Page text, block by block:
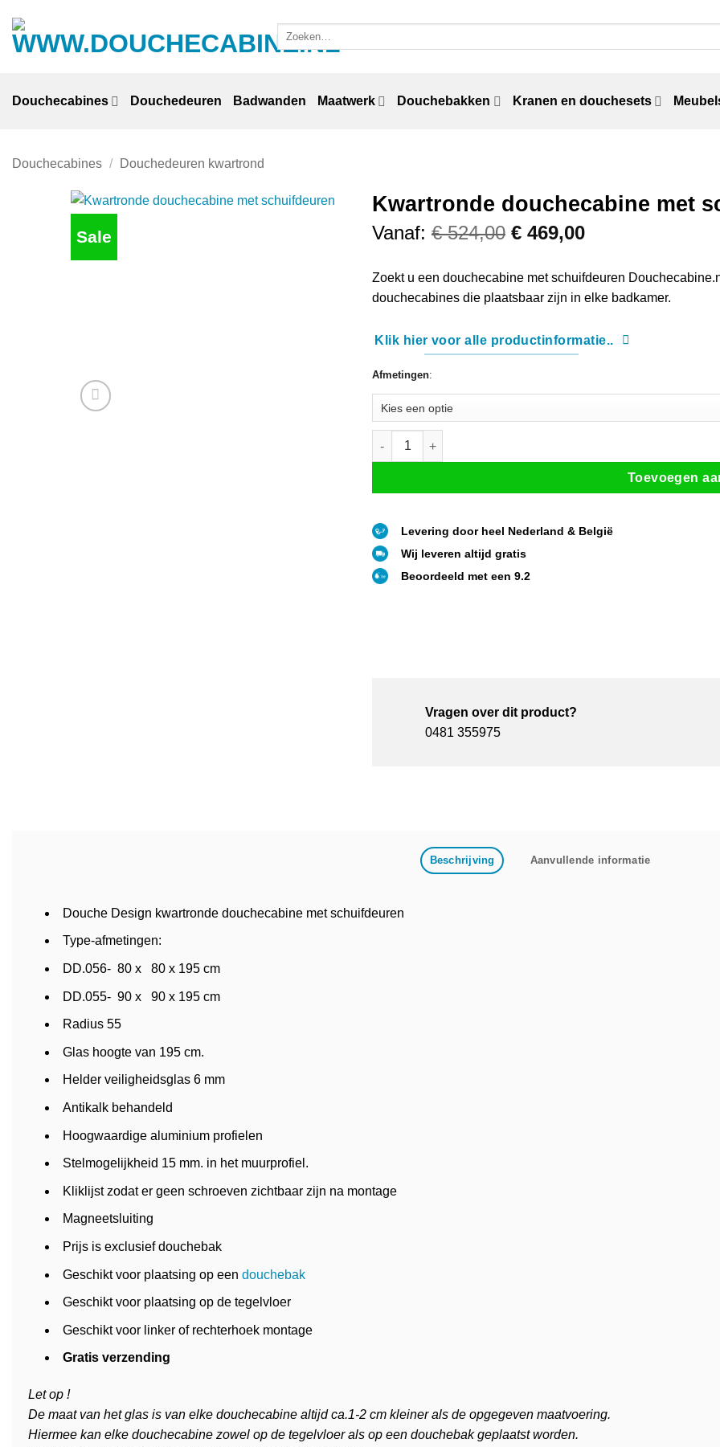
naar
inhoud
Zoeken
naar:
Douchecabines Douchedeuren Badwanden Maatwerk Douchebakken Kranen en douchesets
Douchecabines / Douchedeuren kwartrond
Sale
Kwartronde douchecabine met
Vanaf: €524,00 € 469,00
Zoekt u een douchecabine met schuifdeuren
douchecabines die plaatsbaar zijn in elke badkamer.
Klik hier voor alle productinformatie..
Afmetingen:
Kwartronde douchecabine met schuifdeuren 80-90 cm aantal
Toevoegen
Levering door heel Nederland & België
Wij leveren altijd gratis
Beoordeeld met een 9.2
Vragen over dit product?
0481 355975
Beschrijving Aanvullende informatie
Douche Design kwartronde douchecabine met schuifdeuren
Type-afmetingen:
DD.056- 80 x 80 x 195 cm
DD.055- 90 x 90 x 195 cm
Radius 55
Glas hoogte van 195 cm.
Helder veiligheidsglas 6 mm
Antikalk behandeld
Hoogwaardige aluminium profielen
Stelmogelijkheid 15 mm. in het muurprofiel.
Kliklijst zodat er geen schroeven zichtbaar zijn na montage
Magneetsluiting
Prijs is exclusief douchebak
Geschikt voor plaatsing op een douchebak
Geschikt voor plaatsing op de tegelvloer
Geschikt voor linker of rechterhoek montage
Gratis verzending
Let op !
De maat van het glas is van elke douchecabine altijd ca.1-2 cm kleiner als de opgegeven maatvoering.
Hiermee kan elke douchecabine zowel op de tegelvloer als op een douchebak geplaatst worden.